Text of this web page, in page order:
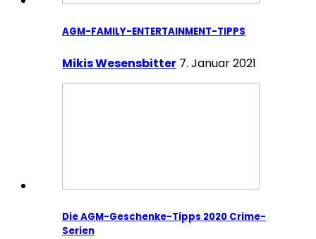
AGM-FAMILY-ENTERTAINMENT-TIPPS
Mikis Wesensbitter 7. Januar 2021
Die AGM-Geschenke-Tipps 2020 Crime-
Serien